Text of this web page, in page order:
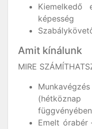
Kiemelkedő
képesség
Amit kínálunk
MIRE
Emelt órabér